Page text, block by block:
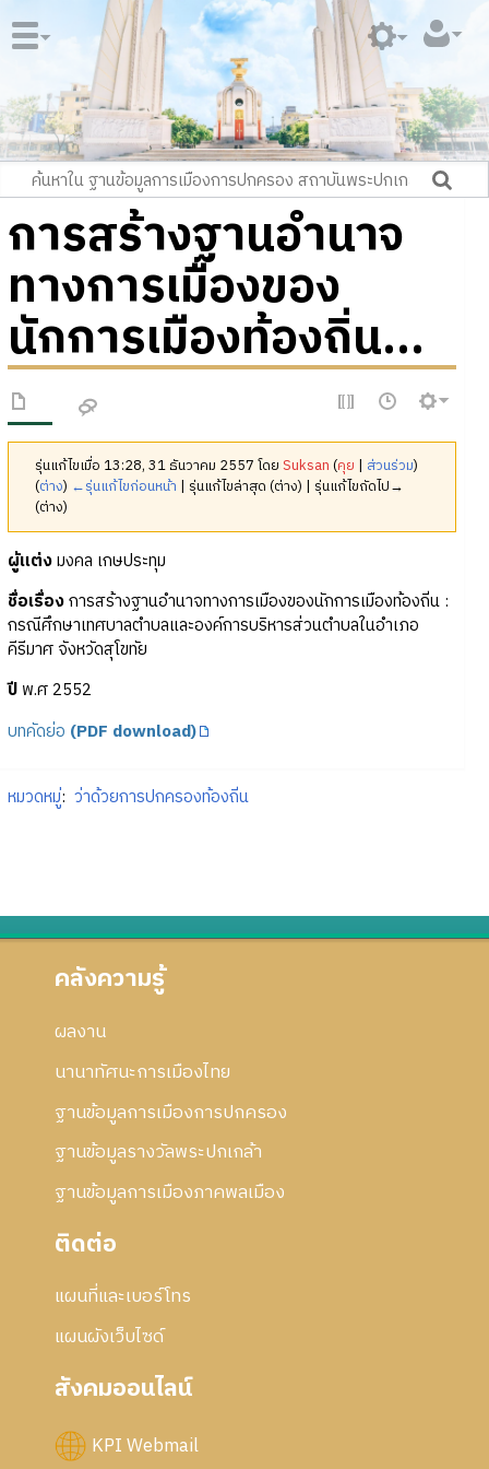
การสร้างฐานอำนาจ
ทางการเมืองของ
นักการเมืองท้องถิ่น...
รุ่นแก้ไขเมื่อ 13:28, 31 ธันวาคม 2557 โดยSuksan (คุย | ส่วนร่วม)
(ต่าง) ←รุ่นแก้ไขก่อนหน้า | รุ่นแก้ไขล่าสุด (ต่าง) | รุ่นแก้ไขถัดไป→
(ต่าง)
ผู้แต่งมงคล เกษประทุม
ชื่อเรื่องการสร้างฐานอำนาจทางการเมืองของนักการเมืองท้องถิ่น :
กรณีศึกษาเทศบาลตำบลและองค์การบริหารส่วนตำบลในอำเภอ
คีรีมาศ จังหวัดสุโขทัย
ปีพ.ศ 2552
บทคัดย่อ (PDF download)
หมวดหมู่: ว่าด้วยการปกครองท้องถิ่น
คลังความรู้
ผลงาน
นานาทัศนะการเมืองไทย
ฐานข้อมูลการเมืองการปกครอง
ฐานข้อมูลรางวัลพระปกเกล้า
ฐานข้อมูลการเมืองภาคพลเมือง
ติดต่อ
แผนที่และเบอร์โทร
แผนผังเว็บไซด์
สังคมออนไลน์
KPI Webmail